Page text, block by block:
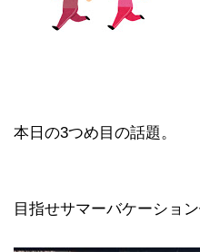
本日の3つめ目の話題。
目指せサマーバケーショ